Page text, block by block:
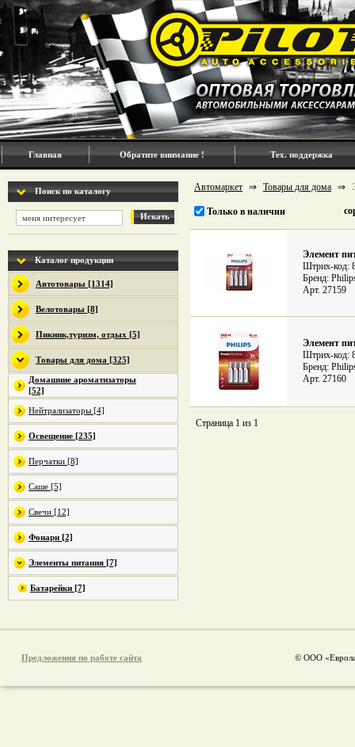
Главная Обратите внимание ! Тех. поддержка
Поиск по каталогу
Искать
Каталог продукции
Автотовары [1314]
Велотовары [8]
Пикник,туризм, отдых [5]
Товары для дома [325]
Домашние ароматизаторы
[52]
Нейтрализаторы [4]
Освещение [235]
Перчатки [8]
Саше [5]
Свечи [12]
Фонари [2]
Элементы питания [7]
Батарейки [7]
Автомаркет ⇒ Товары для дома ⇒
Только в наличии
Элемент
Штрих-код:
Бренд:
Арт. 27159
Элемент
Штрих-код:
Бренд:
Арт. 27160
Страница 1 из 1
Предложения по работе сайта © ООО